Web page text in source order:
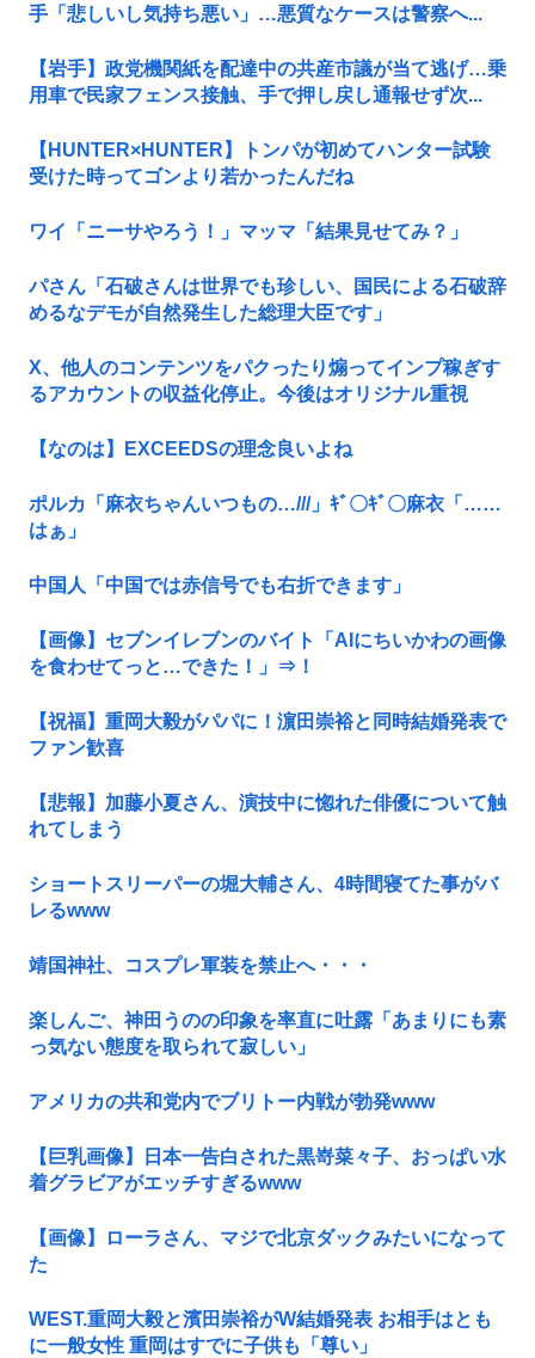
手「悲しいし気持ち悪い」…悪質なケースは警察へ...
【岩手】政党機関紙を配達中の共産市議が当て逃げ…乗
用車で民家フェンス接触、手で押し戻し通報せず次...
【HUNTER×HUNTER】トンパが初めてハンター試験
受けた時ってゴンより若かったんだね
ワイ「ニーサやろう！」マッマ「結果見せてみ？」
パさん「石破さんは世界でも珍しい、国民による石破辞
めるなデモが自然発生した総理大臣です」
X、他人のコンテンツをパクったり煽ってインプ稼ぎす
るアカウントの収益化停止。今後はオリジナル重視
【なのは】EXCEEDSの理念良いよね
ポルカ「麻衣ちゃんいつもの…///」ｷﾞ〇ｷﾞ〇麻衣「……
はぁ」
中国人「中国では赤信号でも右折できます」
【画像】セブンイレブンのバイト「AIにちいかわの画像
を食わせてっと…できた！」⇒！
【祝福】重岡大毅がパパに！濵田崇裕と同時結婚発表で
ファン歓喜
【悲報】加藤小夏さん、演技中に惚れた俳優について触
れてしまう
ショートスリーパーの堀大輔さん、4時間寝てた事がバ
レるwww
靖国神社、コスプレ軍装を禁止へ・・・
楽しんご、神田うのの印象を率直に吐露「あまりにも素
っ気ない態度を取られて寂しい」
アメリカの共和党内でブリトー内戦が勃発www
【巨乳画像】日本一告白された黒嵜菜々子、おっぱい水
着グラビアがエッチすぎるwww
【画像】ローラさん、マジで北京ダックみたいになって
た
WEST.重岡大毅と濱田崇裕がW結婚発表 お相手はとも
に一般女性 重岡はすでに子供も「尊い」